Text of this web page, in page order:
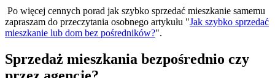
Po więcej cennych porad jak szybko sprzedać mieszkanie samemu
zapraszam do przeczytania osobnego artykułu "Jak szybko sprzedać
mieszkanie lub dom bez pośredników?".
Sprzedaż mieszkania bezpośrednio czy